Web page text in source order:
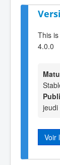
This
4.0.0
Voir